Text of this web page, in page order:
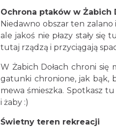
Ochrona ptaków w Żabich
Niedawno obszar ten
ale jakoś nie płazy stały
tutaj rządzą i przyciągają
W Żabich Dołach chroni
gatunki chronione, jak bąk,
mewa śmieszka. Spotkasz
i żaby :)
Świetny teren rekreacji